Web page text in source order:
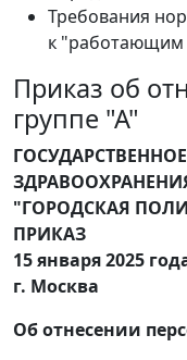
Требования
к
Приказ об
группе "А"
"ГОРОДСКАЯ
ПРИКАЗ
15 января 2025
г. Москва
Об отнесении